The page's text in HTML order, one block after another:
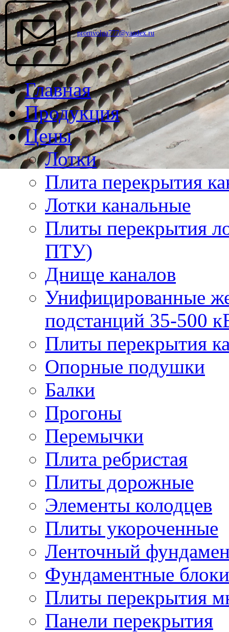
promvolga777@yandex.ru
Главная
Продукция
Цены
Лотки
Плита перекрытия
Лотки канальные
Плиты перекрытия
ПТУ)
Днище каналов
Унифицированные
подстанций 35-500
Плиты перекрытия
Опорные подушки
Балки
Прогоны
Перемычки
Плита ребристая
Плиты дорожные
Элементы колодцев
Плиты укороченные
Ленточный
Фундаментные блоки
Плиты перекрытия
Панели перекрытия